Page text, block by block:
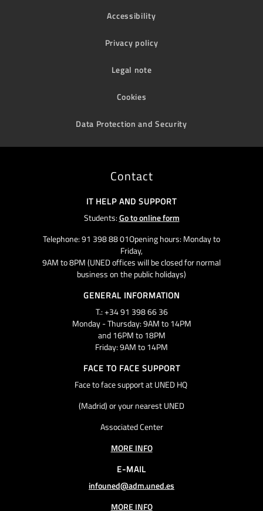
Accessibility
Privacy policy
Legal note
Cookies
Data Protection and Security
Contact
IT HELP AND SUPPORT
Students:Go to online form
Telephone: 91 398 88 01Opening hours: Monday to
Friday,
9AM to 8PM (UNED offices will be closed for normal
business on the public holidays)
GENERAL INFORMATION
T.: +34 91 398 66 36
Monday - Thursday: 9AM to 14PM
and 16PM to 18PM
Friday: 9AM to 14PM
FACE TO FACE SUPPORT
Face to face support at UNED HQ
(Madrid) or your nearest UNED
Associated Center
MORE INFO
E-MAIL
infouned@adm.uned.es
MORE INFO